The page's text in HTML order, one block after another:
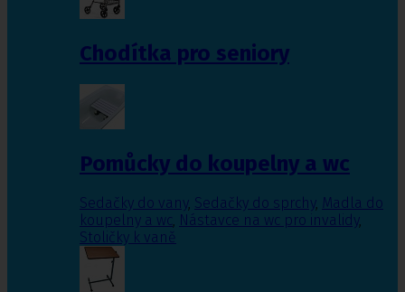
Chodítka pro seniory
Pomůcky do koupelny a wc
Sedačky do vany, Sedačky do sprchy, Madla do
koupelny a wc, Nástavce na wc pro invalidy,
Stoličky k vaně